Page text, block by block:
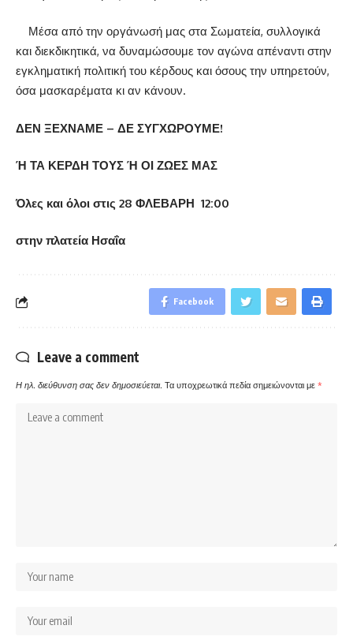
Μέσα από την οργάνωσή μας στα Σωματεία, συλλογικά
και διεκδικητικά, να δυναμώσουμε τον αγώνα απέναντι στην
εγκληματική πολιτική του κέρδους και όσους την υπηρετούν,
όσα μασκαρέματα κι αν κάνουν.
ΔΕΝ ΞΕΧΝΑΜΕ – ΔΕ ΣΥΓΧΩΡΟΥΜΕ!
Ή ΤΑ ΚΕΡΔΗ ΤΟΥΣ Ή ΟΙ ΖΩΕΣ ΜΑΣ
Όλες και όλοι στις 28 ΦΛΕΒΑΡΗ 12:00
στην πλατεία Ησαΐα
Facebook
Leave a comment
Η ηλ. διεύθυνση σας δεν δημοσιεύεται. Τα υποχρεωτικά πεδία σημειώνονται με *